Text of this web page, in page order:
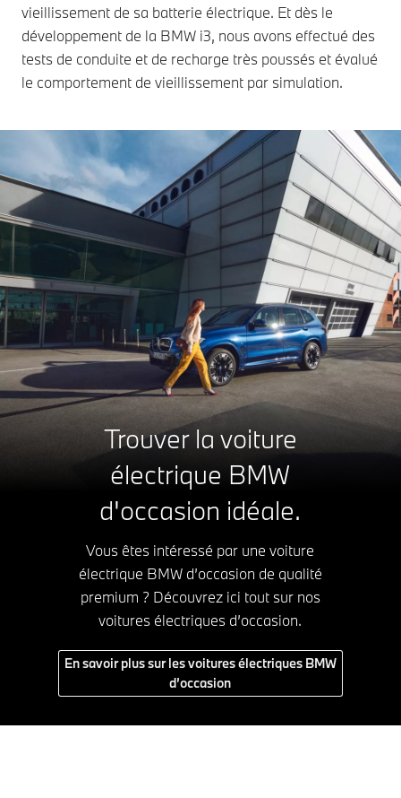
vieillissement de sa batterie électrique. Et dès le
développement de la BMW i3, nous avons effectué des
tests de conduite et de recharge très poussés et évalué
le comportement de vieillissement par simulation.
Trouver la voiture
électrique BMW
d'occasion idéale.
Vous êtes intéressé par une voiture
électrique BMW d’occasion de qualité
premium ? Découvrez ici tout sur nos
voitures électriques d’occasion.
En savoir plus sur les voitures électriques BMW
d’occasion